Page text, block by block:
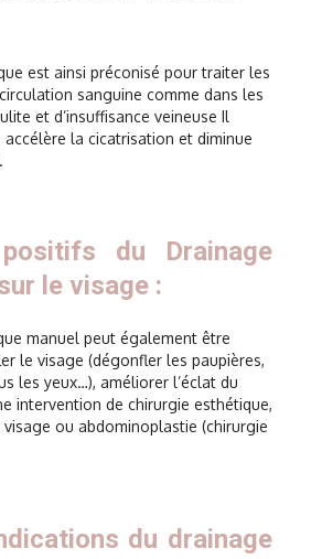
est ainsi préconisé pour traiter les
sanguine comme dans les
et d’insuffisance veineuse Il
accélère la cicatrisation et diminue
du Drainage
le visage :
manuel peut également être
le visage (dégonfler les paupières,
les yeux…), améliorer l’éclat du
intervention de chirurgie esthétique,
ou abdominoplastie (chirurgie
du drainage